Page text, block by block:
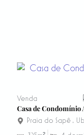
Venda
Casa de Condomínio
Praia do Sapê ,